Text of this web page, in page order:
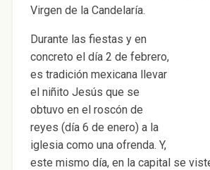
Virgen de la Candelaría.
Durante las fiestas y en
concreto el día 2 de febrero,
es tradición mexicana llevar
el niñito Jesús que se
obtuvo en el roscón de
reyes (día 6 de enero) a la
iglesia como una ofrenda. Y,
este mismo día, en la capital se